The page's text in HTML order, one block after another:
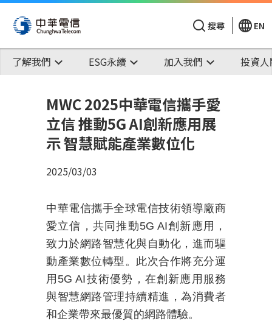
搜尋 EN
了解我們 ESG永續 加入我們 投資
MWC 2025中華電信攜手愛
立信 推動5G AI創新應用展
示 智慧賦能產業數位化
2025/03/03
中華電信攜手全球電信技術領導廠商
愛立信，共同推動5G AI創新應用，
致力於網路智慧化與自動化，進而驅
動產業數位轉型。此次合作將充分運
用 5G AI技術優勢，在創新應用服務
與智慧網路管理持續精進，為消費者
和企業帶來最優質的網路體驗。